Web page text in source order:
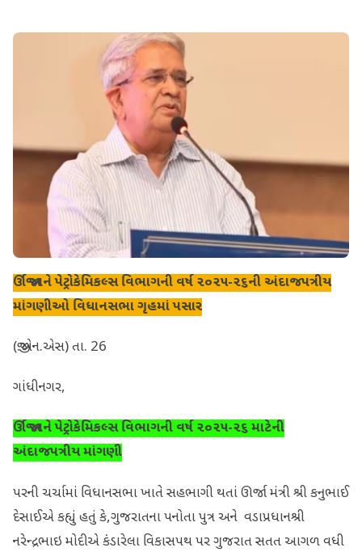
ઊર્જા અને પેટ્રોકેમિકલ્સ વિભાગની વર્ષ ૨૦૨૫-૨૬ની અંદાજપત્રીય
માંગણીઓ વિધાનસભા ગૃહમાં પસાર
(જી.એન.એસ) તા. 26
ગાંધીનગર,
ઊર્જા અને પેટ્રોકેમિકલ્સ વિભાગની વર્ષ ૨૦૨૫-૨૬ માટેની
અંદાજપત્રીય માંગણી
પરની ચર્ચામાં વિધાનસભા ખાતે સહભાગી થતાં ઊર્જા મંત્રી શ્રી કનુભાઈ
દેસાઈએ કહ્યું હતું કે,ગુજરાતના પનોતા પુત્ર અને વડાપ્રધાનશ્રી
નરેન્દ્રભાઇ મોદીએ કંડારેલા વિકાસપથ પર ગુજરાત સતત આગળ વધી